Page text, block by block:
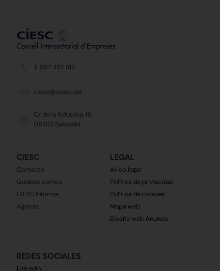
T. 937 457 812
ciesc@ciesc.cat
C/ de la Indústria, 16
08202 Sabadell
CIESC
Contacto
Quiénes somos
CIESC Informa
Agenda
REDES SOCIALES
Linkedin
LEGAL
Aviso legal
Política de privacidad
Política de cookies
Mapa web
Diseño web Anunzia